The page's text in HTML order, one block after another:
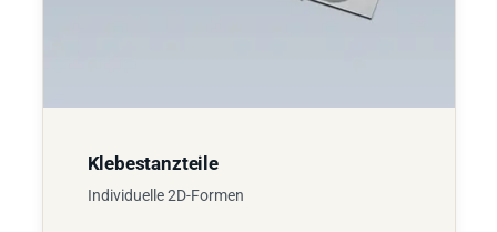
Klebestanzteile
Individuelle 2D-Formen